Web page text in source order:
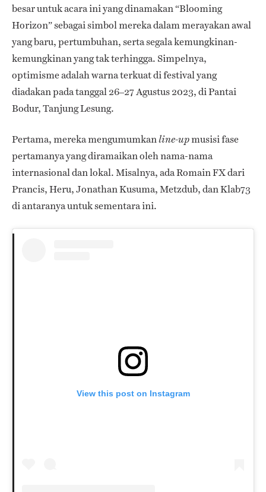
besar untuk acara ini yang dinamakan “Blooming
Horizon” sebagai simbol mereka dalam merayakan awal
yang baru, pertumbuhan, serta segala kemungkinan-
kemungkinan yang tak terhingga. Simpelnya,
optimisme adalah warna terkuat di festival yang
diadakan pada tanggal 26–27 Agustus 2023, di Pantai
Bodur, Tanjung Lesung.
Pertama, mereka mengumumkanline-upmusisi fase
pertamanya yang diramaikan oleh nama-nama
internasional dan lokal. Misalnya, ada Romain FX dari
Prancis, Heru, Jonathan Kusuma, Metzdub, dan Klab73
di antaranya untuk sementara ini.
View this post on Instagram